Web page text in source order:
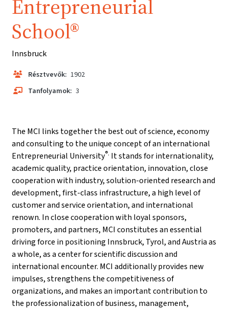
Entrepreneurial
School®
Innsbruck
Résztvevők: 1902
Tanfolyamok: 3
The MCI links together the best out of science, economy
and consulting to the unique concept of an international
Entrepreneurial University®. It stands for internationality,
academic quality, practice orientation, innovation, close
cooperation with industry, solution-oriented research and
development, first-class infrastructure, a high level of
customer and service orientation, and international
renown. In close cooperation with loyal sponsors,
promoters, and partners, MCI constitutes an essential
driving force in positioning Innsbruck, Tyrol, and Austria as
a whole, as a center for scientific discussion and
international encounter. MCI additionally provides new
impulses, strengthens the competitiveness of
organizations, and makes an important contribution to
the professionalization of business, management,